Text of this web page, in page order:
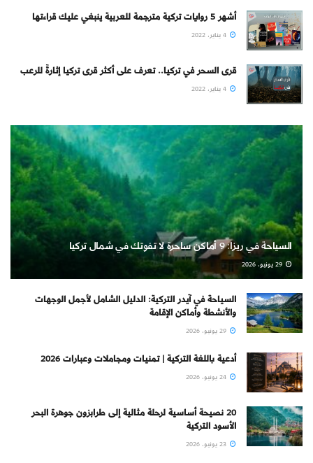
أشهر 5 روايات تركية مترجمة للعربية ينبغي عليك قراءتها
قرى السحر في تركيا.. تعرف على أكثر قرى تركيا إثارةً للرعب
السياحة في ريزا: 9 أماكن ساحرة لا تفوتك في شمال تركيا
السياحة في آيدر التركية: الدليل الشامل لأجمل الوجهات
والأنشطة وأماكن الإقامة
أدعية باللغة التركية | تمنيات ومجاملات وعبارات 2026
20 نصيحة أساسية لرحلة مثالية إلى طرابزون جوهرة البحر
الأسود التركية